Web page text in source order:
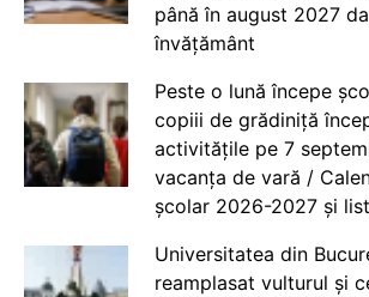
până în august 2027
învățământ
Peste o lună începe
copiii de grădiniță
activitățile pe 7
vacanța de vară /
școlar 2026-2027 și
Universitatea din
reamplasat vulturul și